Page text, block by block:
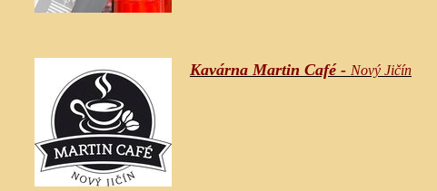
Kavárna Martin Café - Nový Jičín